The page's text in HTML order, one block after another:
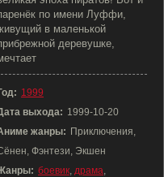
по имени Луффи,
в маленькой
деревушке,
1999
выхода: 1999-10-20
жанры: Приключения,
Фэнтези, Экшен
боевик, драма,